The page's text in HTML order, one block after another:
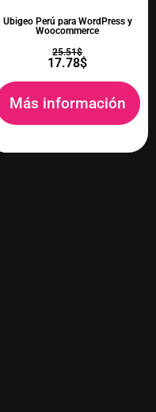
Ubigeo Perú para WordPress y
Woocommerce
25.51$
17.78$
Más información